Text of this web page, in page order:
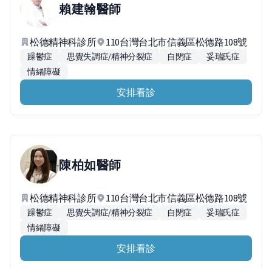
賴建翰醫師
松德精神科診所 110台灣台北市信義區松德路108號
躁鬱症 思覺失調症/精神分裂症 自閉症
妥瑞氏症
情緒障礙
安排看診
陳柏如醫師
松德精神科診所 110台灣台北市信義區松德路108號
躁鬱症 思覺失調症/精神分裂症 自閉症
妥瑞氏症
情緒障礙
安排看診